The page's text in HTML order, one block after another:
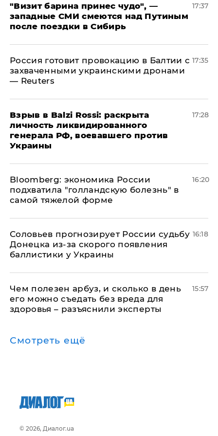
"Визит барина принес чудо", —
западные СМИ смеются над Путиным
после поездки в Сибирь
17:37
​Россия готовит провокацию в Балтии с
захваченными украинскими дронами
— Reuters
17:35
​Взрыв в Balzi Rossi: раскрыта
личность ликвидированного
генерала РФ, воевавшего против
Украины
17:28
Bloomberg: экономика России
подхватила "голландскую болезнь" в
самой тяжелой форме
16:20
Соловьев прогнозирует России судьбу
Донецка из-за скорого появления
баллистики у Украины
16:18
Чем полезен арбуз, и сколько в день
его можно съедать без вреда для
здоровья – разъяснили эксперты
15:57
Смотреть ещё
© 2026, Диалог.ua